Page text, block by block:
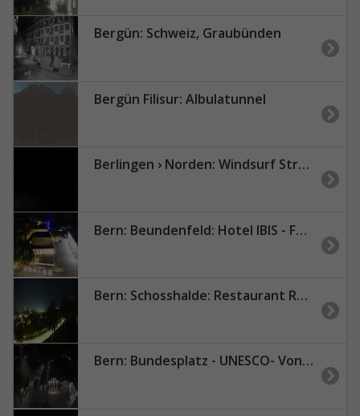
Bergün: Schweiz, Graubünden
Bergün Filisur: Albulatunnel
Berlingen › Norden: Windsurf Strand - Untersee
Bern: Beundenfeld: Hotel IBIS - Festhalle - A - Public
Bern: Schosshalde: Restaurant Rosengarten
Bern: Bundesplatz - UNESCO- Von Bern